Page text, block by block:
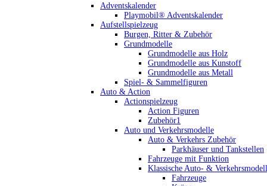
Adventskalender
Playmobil® Adventskalender
Aufstellspielzeug
Burgen, Ritter & Zubehör
Grundmodelle
Grundmodelle aus Holz
Grundmodelle aus Kunstoff
Grundmodelle aus Metall
Spiel- & Sammelfiguren
Auto & Action
Actionspielzeug
Action Figuren
Zubehör1
Auto und Verkehrsmodelle
Auto & Verkehrs Zubehör
Parkhäuser und Tankstellen
Fahrzeuge mit Funktion
Klassische Auto- &
Fahrzeuge